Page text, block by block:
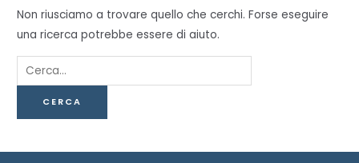
Non riusciamo a trovare quello che cerchi. Forse eseguire
una ricerca potrebbe essere di aiuto.